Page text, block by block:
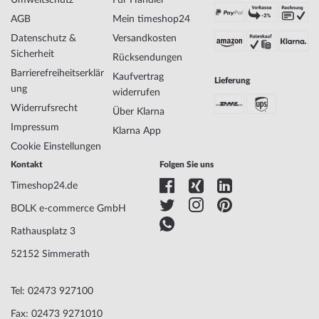
Spezifikationen:
Name
Festina F20541/1 Sport Chronograph
Herrenuhr 45mm 10ATM
Hersteller Modellserie
8430622770111
mid-34447
Geschlecht
Herren
Hersteller Artikel-Nr.
Style
Luxuriös, Sportlich
Funktionen
Gehäuse Material
AGB
Datenschutz &
Sicherheit
Barrierefreiheitserklär
ung
Widerrufsrecht
Impressum
Cookie Einstellungen
Mein timeshop24
Versandkosten
Rücksendungen
Kaufvertrag
widerrufen
Über Klarna
Klarna App
Lieferung
Kontakt
Timeshop24.de
BOLK e-commerce GmbH
Rathausplatz 3
52152 Simmerath
Tel: 02473 927100
Fax: 02473 9271010
Folgen Sie uns